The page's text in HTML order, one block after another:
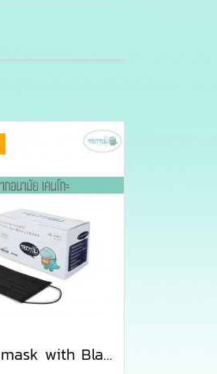
KENKOU mask with Black Activated Carbon Filter containing 50 pieces/box